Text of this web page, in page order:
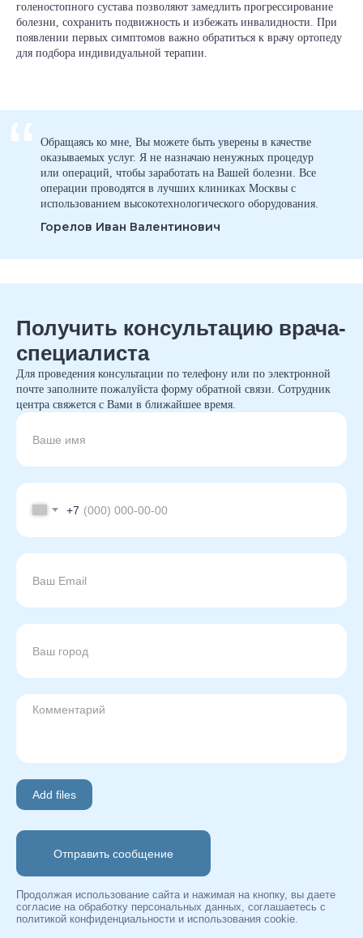
голеностопного сустава позволяют замедлить прогрессирование
болезни, сохранить подвижность и избежать инвалидности. При
появлении первых симптомов важно обратиться к врачу ортопеду
для подбора индивидуальной терапии.
“
Обращаясь ко мне, Вы можете быть уверены в качестве
оказываемых услуг. Я не назначаю ненужных процедур
или операций, чтобы заработать на Вашей болезни. Все
операции проводятся в лучших клиниках Москвы с
использованием высокотехнологического оборудования.
Горелов Иван Валентинович
Получить консультацию врача-
специалиста
Для проведения консультации по телефону или по электронной
почте заполните пожалуйста форму обратной связи. Сотрудник
центра свяжется с Вами в ближайшее время.
+7
Add files
Отправить сообщение
Продолжая использование сайта и нажимая на кнопку, вы даете
согласие на обработку персональных данных, соглашаетесь c
политикой конфиденциальности и использования cookie.